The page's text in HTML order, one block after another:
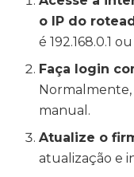
o IP do
é 192.168.0.1 ou
Faça login
Normalmente,
manual.
Atualize o
atualização e